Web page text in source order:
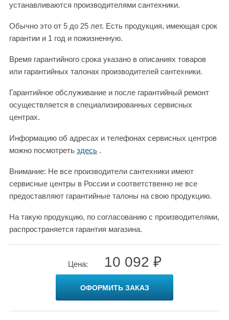
устанавливаются производителями сантехники.
Обычно это от 5 до 25 лет. Есть продукция, имеющая срок
гарантии и 1 год и пожизненную.
Время гарантийного срока указано в описаниях товаров
или гарантийных талонах производителей сантехники.
Гарантийное обслуживание и после гарантийный ремонт
осуществляется в специализированных сервисных
центрах.
Информацию об адресах и телефонах сервисных центров
можно посмотреть здесь .
Внимание: Не все производители сантехники имеют
сервисные центры в России и соответственно не все
предоставляют гарантийные талоны на свою продукцию.
На такую продукцию, по согласованию с производителями,
распространяется гарантия магазина.
Цена: 10 092 ₽
ОФОРМИТЬ ЗАКАЗ